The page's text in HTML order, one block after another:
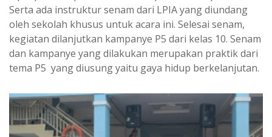
Serta ada instruktur senam dari LPIA yang diundang
oleh sekolah khusus untuk acara ini. Selesai senam,
kegiatan dilanjutkan kampanye P5 dari kelas 10. Senam
dan kampanye yang dilakukan merupakan praktik dari
tema P5 yang diusung yaitu gaya hidup berkelanjutan.